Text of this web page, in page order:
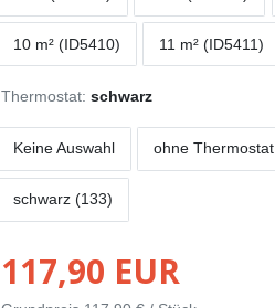
10 m² (ID5410) 11 m² (ID5411)
Thermostat: schwarz
Keine Auswahl ohne Thermostat
schwarz (133)
117,90 EUR